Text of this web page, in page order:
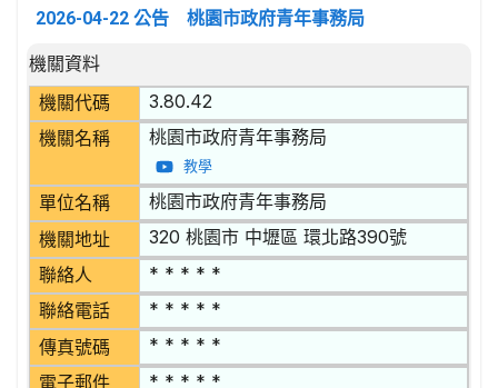
2026-04-22 公告 桃園市政府青年事務局
招標公告詳細內容
機關資料
機關代碼
3.80.42
機關名稱 桃園市政府青年事務局
教學
單位名稱 桃園市政府青年事務局
機關地址 320 桃園市 中壢區 環北路390號
聯絡人 * * * * *
聯絡電話 * * * * *
傳真號碼 * * * * *
電子郵件 * * * * *